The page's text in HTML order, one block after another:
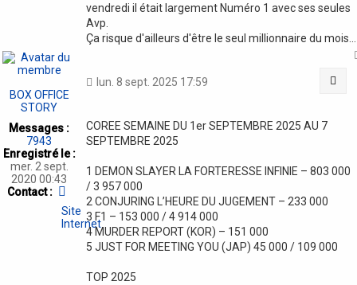
vendredi il était largement Numéro 1 avec ses seules
Avp.
Ça risque d'ailleurs d'être le seul millionnaire du mois...
BOX OFFICE
STORY
Messages :
7943
Enregistré le :
mer. 2 sept.
2020 00:43
Contact :
Contacter
BOX
OFFICE
STORY
Site
Internet
lun. 8 sept. 2025 17:59
COREE SEMAINE DU 1er SEPTEMBRE 2025 AU 7
SEPTEMBRE 2025
1 DEMON SLAYER LA FORTERESSE INFINIE – 803 000
/ 3 957 000
2 CONJURING L’HEURE DU JUGEMENT – 233 000
3 F1 – 153 000 / 4 914 000
4 MURDER REPORT (KOR) – 151 000
5 JUST FOR MEETING YOU (JAP) 45 000 / 109 000
TOP 2025